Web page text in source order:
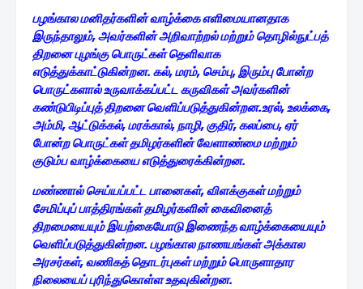
பழங்கால மனிதர்களின் வாழ்க்கை எளிமையானதாக
இருந்தாலும், அவர்களின் அறிவாற்றல் மற்றும் தொழில்நுட்பத்
திறனை புழங்கு பொருட்கள் தெளிவாக
எடுத்துக்காட்டுகின்றன. கல், மரம், செம்பு, இரும்பு போன்ற
பொருட்களால் உருவாக்கப்பட்ட கருவிகள் அவர்களின்
கண்டுபிடிப்புத் திறனை வெளிப்படுத்துகின்றன.உரல், உலக்கை,
அம்மி, ஆட்டுக்கல், மரக்கால், நாழி, குதிர், கலப்பை, ஏர்
போன்ற பொருட்கள் தமிழர்களின் வேளாண்மை மற்றும்
குடும்ப வாழ்க்கையை எடுத்துரைக்கின்றன.
மண்ணால் செய்யப்பட்ட பானைகள், விளக்குகள் மற்றும்
சேமிப்புப் பாத்திரங்கள் தமிழர்களின் கைவினைத்
திறமையையும் இயற்கையோடு இணைந்த வாழ்க்கையையும்
வெளிப்படுத்துகின்றன. பழங்கால நாணயங்கள் அக்கால
அரசர்கள், வணிகத் தொடர்புகள் மற்றும் பொருளாதார
நிலையைப் புரிந்துகொள்ள உதவுகின்றன.